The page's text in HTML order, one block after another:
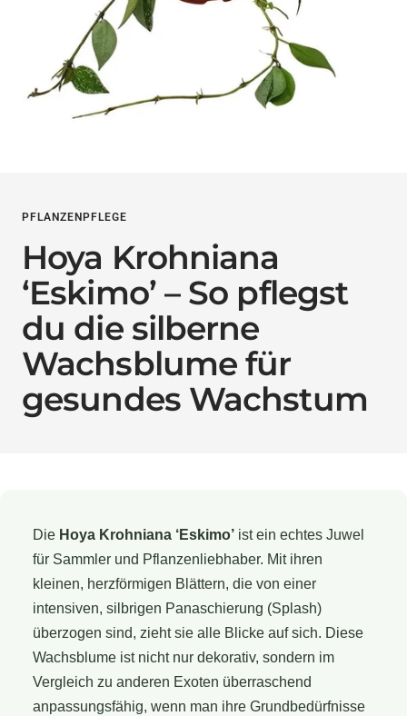
PFLANZENPFLEGE
Hoya Krohniana
‘Eskimo’ – So pflegst
du die silberne
Wachsblume für
gesundes Wachstum
Die Hoya Krohniana ‘Eskimo’ ist ein echtes Juwel
für Sammler und Pflanzenliebhaber. Mit ihren
kleinen, herzförmigen Blättern, die von einer
intensiven, silbrigen Panaschierung (Splash)
überzogen sind, zieht sie alle Blicke auf sich. Diese
Wachsblume ist nicht nur dekorativ, sondern im
Vergleich zu anderen Exoten überraschend
anpassungsfähig, wenn man ihre Grundbedürfnisse